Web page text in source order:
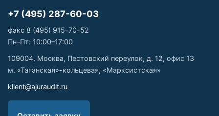
+7 (495) 287-60-03
факс 8 (495) 915-70-52
Пн–Пт: 10:00–17:00
109004, Москва, Пестовский переулок, д. 12, офис 13
м. «Таганская»-кольцевая, «Марксистская»
klient@ajuraudit.ru